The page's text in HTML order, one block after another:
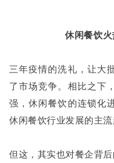
休闲餐饮
三年疫情的洗礼，让大
了市场竞争。相比之下
强，休闲餐饮的连锁化
休闲餐饮行业发展的主流
但这，其实也对餐企背